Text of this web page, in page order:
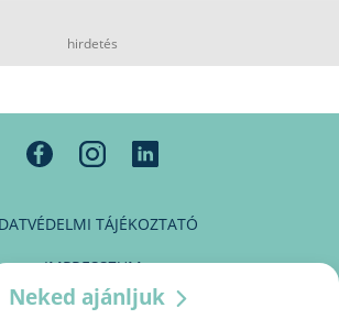
hirdetés
TÁJÉKOZTATÓ
IMPRESSZUM
MÉDIAAJÁNLAT
Neked ajánljuk